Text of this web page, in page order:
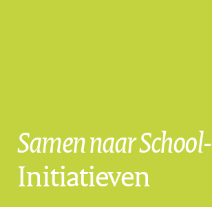
Samen naar School-
Initiatieven